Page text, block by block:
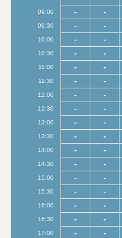
09:00 - -
09:30 - -
10:00 - -
10:30 - -
11:00 - -
11:30 - -
12:00 - -
12:30 - -
13:00 - -
13:30 - -
14:00 - -
14:30 - -
15:00 - -
15:30 - -
16:00 - -
16:30 - -
17:00 - -